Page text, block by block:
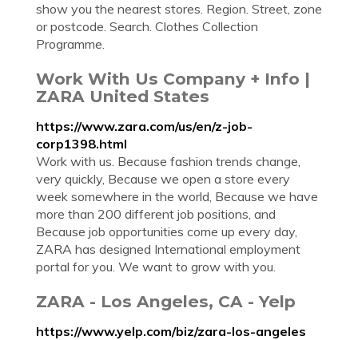
show you the nearest stores. Region. Street, zone
or postcode. Search. Clothes Collection
Programme.
Work With Us Company + Info |
ZARA United States
https://www.zara.com/us/en/z-job-
corp1398.html
Work with us. Because fashion trends change,
very quickly, Because we open a store every
week somewhere in the world, Because we have
more than 200 different job positions, and
Because job opportunities come up every day,
ZARA has designed International employment
portal for you. We want to grow with you.
ZARA - Los Angeles, CA - Yelp
https://www.yelp.com/biz/zara-los-angeles